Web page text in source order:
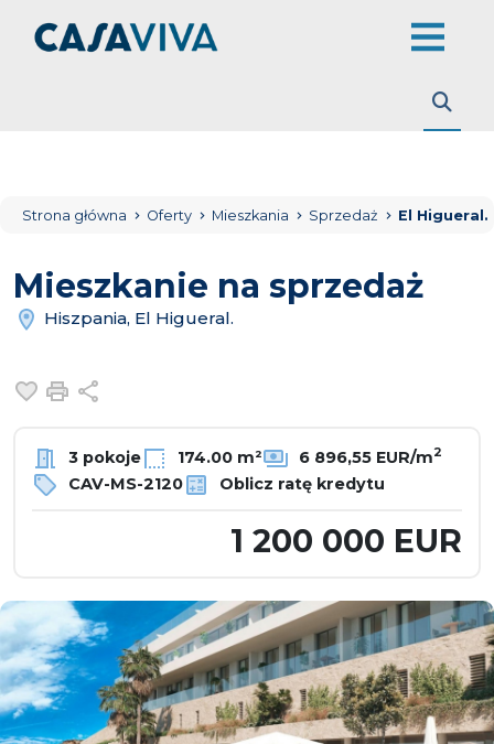
Strona główna Oferty Mieszkania Sprzedaż El Higueral.
Mieszkanie na sprzedaż
Hiszpania, El Higueral.
Dodaj do ulubionych
Drukuj
3 pokoje 174.00 m² 6 896,55 EUR/m2
CAV-MS-2120 Oblicz ratę kredytu
1 200 000 EUR